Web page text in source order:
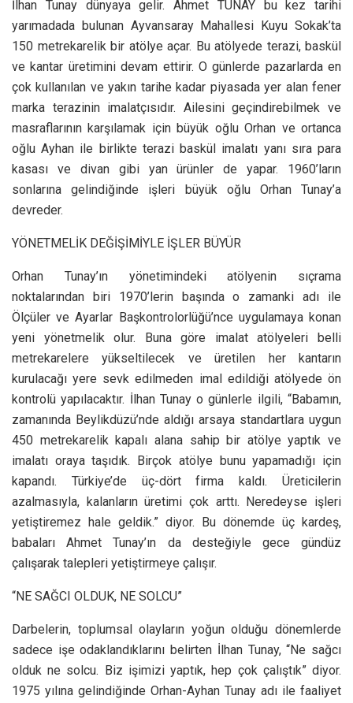
İlhan Tunay dünyaya gelir. Ahmet TUNAY bu kez tarihi
yarımadada bulunan Ayvansaray Mahallesi Kuyu Sokak’ta
150 metrekarelik bir atölye açar. Bu atölyede terazi, baskül
ve kantar üretimini devam ettirir. O günlerde pazarlarda en
çok kullanılan ve yakın tarihe kadar piyasada yer alan fener
marka terazinin imalatçısıdır. Ailesini geçindirebilmek ve
masraflarının karşılamak için büyük oğlu Orhan ve ortanca
oğlu Ayhan ile birlikte terazi baskül imalatı yanı sıra para
kasası ve divan gibi yan ürünler de yapar. 1960’ların
sonlarına gelindiğinde işleri büyük oğlu Orhan Tunay’a
devreder.
YÖNETMELİK DEĞİŞİMİYLE İŞLER BÜYÜR
Orhan Tunay’ın yönetimindeki atölyenin sıçrama
noktalarından biri 1970’lerin başında o zamanki adı ile
Ölçüler ve Ayarlar Başkontrolorlüğü’nce uygulamaya konan
yeni yönetmelik olur. Buna göre imalat atölyeleri belli
metrekarelere yükseltilecek ve üretilen her kantarın
kurulacağı yere sevk edilmeden imal edildiği atölyede ön
kontrolü yapılacaktır. İlhan Tunay o günlerle ilgili, “Babamın,
zamanında Beylikdüzü’nde aldığı arsaya standartlara uygun
450 metrekarelik kapalı alana sahip bir atölye yaptık ve
imalatı oraya taşıdık. Birçok atölye bunu yapamadığı için
kapandı. Türkiye’de üç-dört firma kaldı. Üreticilerin
azalmasıyla, kalanların üretimi çok arttı. Neredeyse işleri
yetiştiremez hale geldik.” diyor. Bu dönemde üç kardeş,
babaları Ahmet Tunay’ın da desteğiyle gece gündüz
çalışarak talepleri yetiştirmeye çalışır.
“NE SAĞCI OLDUK, NE SOLCU”
Darbelerin, toplumsal olayların yoğun olduğu dönemlerde
sadece işe odaklandıklarını belirten İlhan Tunay, “Ne sağcı
olduk ne solcu. Biz işimizi yaptık, hep çok çalıştık” diyor.
1975 yılına gelindiğinde Orhan-Ayhan Tunay adı ile faaliyet